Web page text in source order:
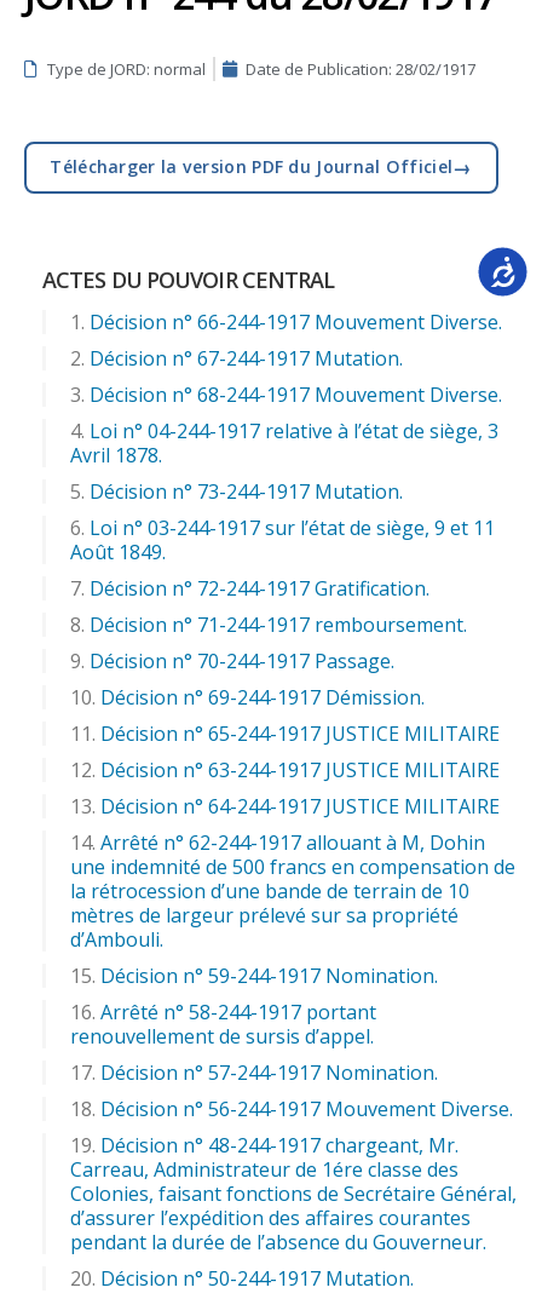
Type de JORD: normal Date de Publication: 28/02/1917
Télécharger la version PDF du Journal Officiel→
ACTES DU POUVOIR CENTRAL
Décision n° 66-244-1917 Mouvement Diverse.
Décision n° 67-244-1917 Mutation.
Décision n° 68-244-1917 Mouvement Diverse.
Loi n° 04-244-1917 relative à l’état de siège, 3
Avril 1878.
Décision n° 73-244-1917 Mutation.
Loi n° 03-244-1917 sur l’état de siège, 9 et 11
Août 1849.
Décision n° 72-244-1917 Gratification.
Décision n° 71-244-1917 remboursement.
Décision n° 70-244-1917 Passage.
Décision n° 69-244-1917 Démission.
Décision n° 65-244-1917 JUSTICE MILITAIRE
Décision n° 63-244-1917 JUSTICE MILITAIRE
Décision n° 64-244-1917 JUSTICE MILITAIRE
Arrêté n° 62-244-1917 allouant à M, Dohin
une indemnité de 500 francs en compensation de
la rétrocession d’une bande de terrain de 10
mètres de largeur prélevé sur sa propriété
d’Ambouli.
Décision n° 59-244-1917 Nomination.
Arrêté n° 58-244-1917 portant
renouvellement de sursis d’appel.
Décision n° 57-244-1917 Nomination.
Décision n° 56-244-1917 Mouvement Diverse.
Décision n° 48-244-1917 chargeant, Mr.
Carreau, Administrateur de 1ére classe des
Colonies, faisant fonctions de Secrétaire Général,
d’assurer l’expédition des affaires courantes
pendant la durée de l’absence du Gouverneur.
Décision n° 50-244-1917 Mutation.